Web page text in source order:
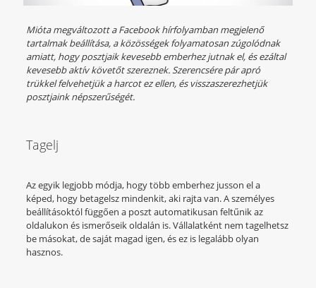
Mióta megváltozott a Facebook hírfolyamban megjelenő
tartalmak beállítása, a közösségek folyamatosan zúgolódnak
amiatt, hogy posztjaik kevesebb emberhez jutnak el, és ezáltal
kevesebb aktív követőt szereznek. Szerencsére pár apró
trükkel felvehetjük a harcot ez ellen, és visszaszerezhetjük
posztjaink népszerűségét.
Tagelj
Az egyik legjobb módja, hogy több emberhez jusson el a
képed, hogy betagelsz mindenkit, aki rajta van. A személyes
beállításoktól függően a poszt automatikusan feltűnik az
oldalukon és ismerőseik oldalán is. Vállalatként nem tagelhetsz
be másokat, de saját magad igen, és ez is legalább olyan
hasznos.